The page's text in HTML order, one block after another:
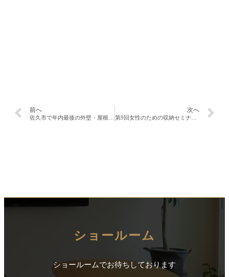
前へ
佐久市で年内最後の外壁・屋根リフォーム祭り開催。
次へ
第9回女性のための収納セミナー開催中！！
ショールーム
ショールームでお待ちしております